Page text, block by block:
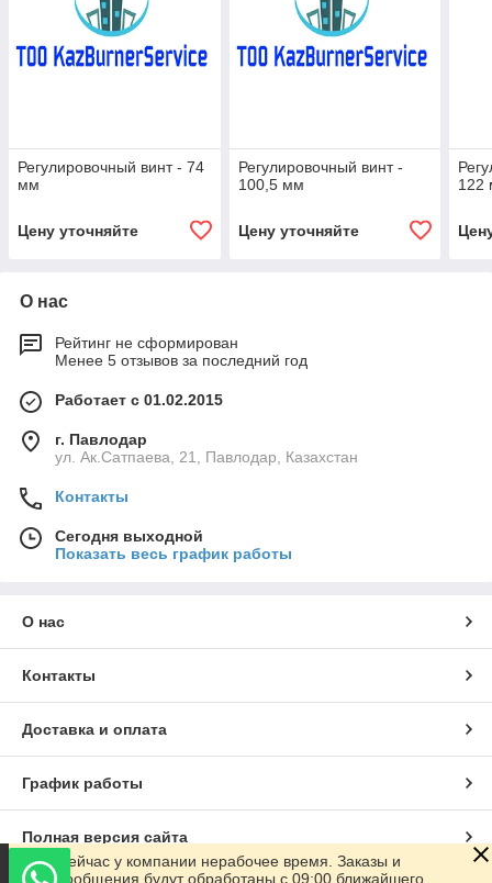
Регулировочный винт - 74
мм
Цену уточняйте
Регулировочный винт -
100,5 мм
Цену уточняйте
122
О нас
Рейтинг не сформирован
Менее 5 отзывов за последний год
Работает с 01.02.2015
г. Павлодар
ул. Ак.Сатпаева, 21, Павлодар, Казахстан
Контакты
Сегодня выходной
Показать весь график работы
О нас
Контакты
Доставка и оплата
График работы
Полная версия сайта
Сейчас у компании нерабочее время. Заказы и
сообщения будут обработаны с 09:00 ближайшего